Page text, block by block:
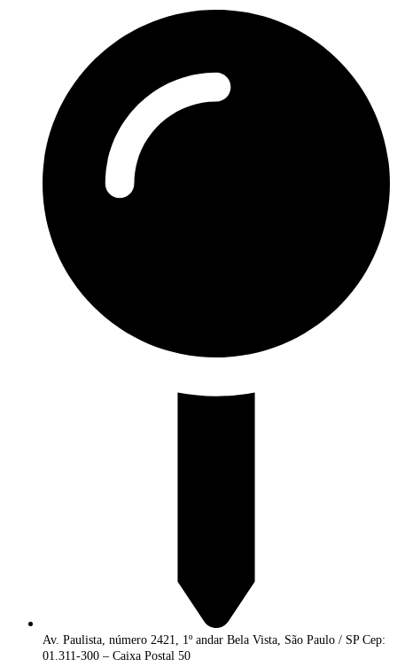
Av. Paulista, número 2421, 1º andar Bela Vista, São Paulo / SP Cep:
01.311-300 – Caixa Postal 50